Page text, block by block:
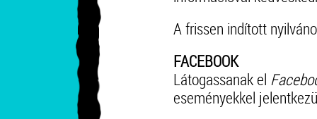
A frissen indított
FACEBOOK
Látogassanak el
eseményekkel